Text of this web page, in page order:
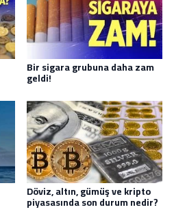
Bir sigara grubuna daha zam
geldi!
Döviz, altın, gümüş ve kripto
piyasasında son durum nedir?